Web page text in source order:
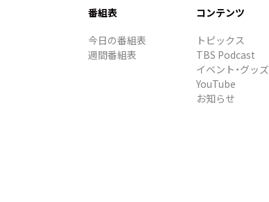
番組表
今日の番組表
週間番組表
コンテンツ
トピックス
TBS Podcast
イベント・グッズ
YouTube
お知らせ